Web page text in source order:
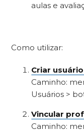
aulas e
Como utilizar:
Criar
Caminho:
Usuários >
Vincular
Caminho: